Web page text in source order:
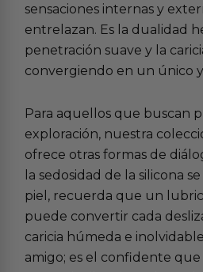
sensaciones internas y
entrelazan. Es la dualidad
penetración suave y la
convergiendo en un único
Para aquellos que buscan
exploración, nuestra
ofrece otras formas de
la sedosidad de la silicona
piel, recuerda que un
puede convertir cada
caricia húmeda e
amigo; es el confidente